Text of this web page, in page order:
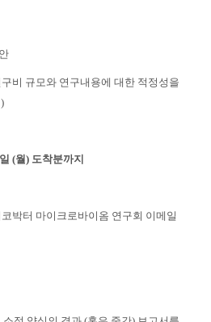
비 규모와 연구내용에 대한 적정성을
(월) 도착분까지
박터 마이크로바이옴 연구회 이메일